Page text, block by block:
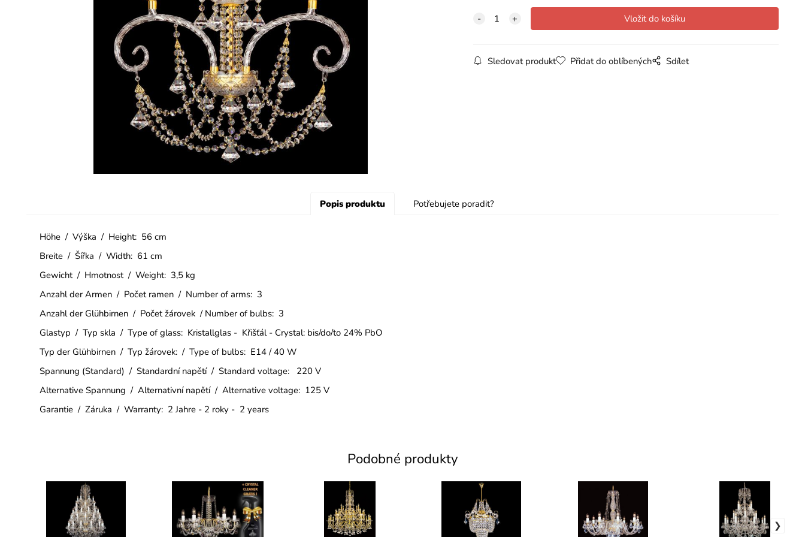
Sledovat produkt Přidat do oblíbených Sdílet
Popis produktu Potřebujete poradit?
Höhe / Výška / Height: 56 cm
Breite / Šířka / Width: 61 cm
Gewicht / Hmotnost / Weight: 3,5 kg
Anzahl der Armen / Počet ramen / Number of arms: 3
Anzahl der Glühbirnen / Počet žárovek / Number of bulbs: 3
Glastyp / Typ skla / Type of glass: Kristallglas - Křišťál - Crystal: bis/do/to 24% PbO
Typ der Glühbirnen / Typ žárovek: / Type of bulbs: E14 / 40 W
Spannung (Standard) / Standardní napětí / Standard voltage: 220 V
Alternative Spannung / Alternativní napětí / Alternative voltage: 125 V
Garantie / Záruka / Warranty: 2 Jahre - 2 roky - 2 years
Podobné produkty